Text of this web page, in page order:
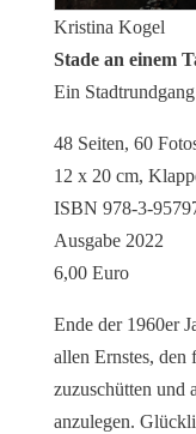
Kristina Kogel
Stade an einem
Ein Stadtrundgang
48 Seiten, 60
12 x 20 cm,
ISBN 978-3-
Ausgabe 2022
6,00 Euro
Ende der 1960er
allen Ernstes, den
zuzuschütten und
anzulegen.